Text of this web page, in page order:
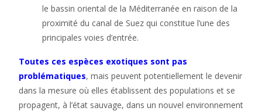
le bassin oriental de la Méditerranée en raison de la
proximité du canal de Suez qui constitue l’une des
principales voies d’entrée.
Toutes ces espèces exotiques sont pas
problématiques, mais peuvent potentiellement le devenir
dans la mesure où elles établissent des populations et se
propagent, à l’état sauvage, dans un nouvel environnement